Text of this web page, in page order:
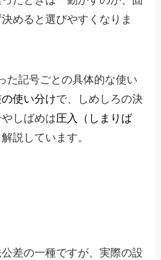
めると選びやすくなりま
た記号ごとの具体的な使い
使い分けで、しめしろの決
しばめは圧入（しまりば
説しています。
差の一種ですが、実際の設